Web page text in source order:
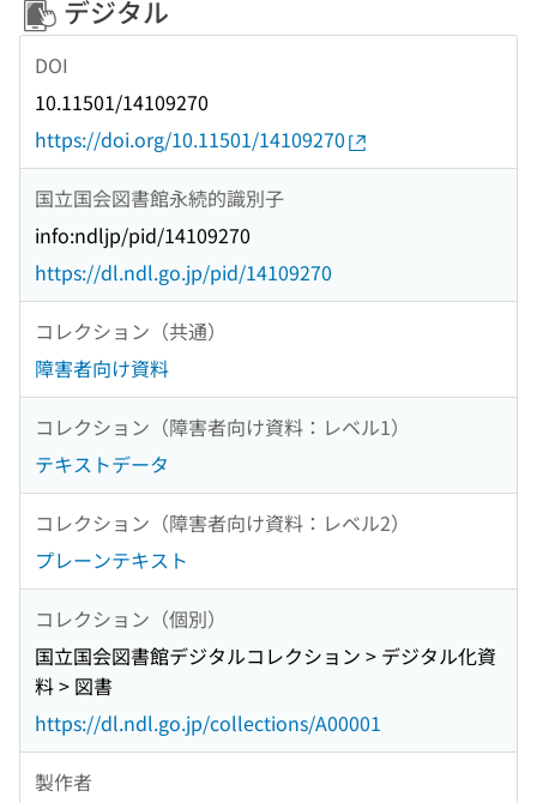
デジタル
DOI
10.11501/14109270
https://doi.org/10.11501/14109270
国立国会図書館永続的識別子
info:ndljp/pid/14109270
https://dl.ndl.go.jp/pid/14109270
コレクション（共通）
障害者向け資料
コレクション（障害者向け資料：レベル1）
テキストデータ
コレクション（障害者向け資料：レベル2）
プレーンテキスト
コレクション（個別）
国立国会図書館デジタルコレクション > デジタル化資
料 > 図書
https://dl.ndl.go.jp/collections/A00001
製作者